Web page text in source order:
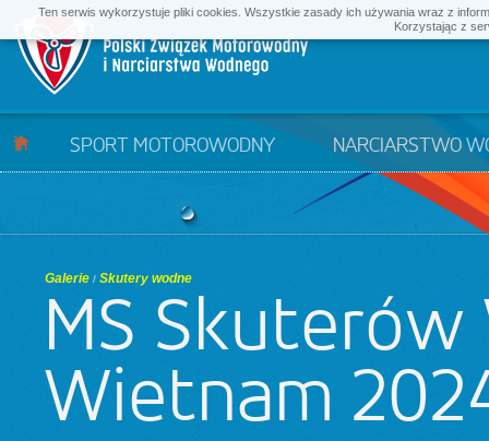
SPORT MOTOROWODNY NARCIARSTWO
Galerie / Skutery wodne
MŚ
Wietnam
Ten serwis wykorzystuje pliki cookies. Wszystkie zasady ich używania wraz z
Korzystając z